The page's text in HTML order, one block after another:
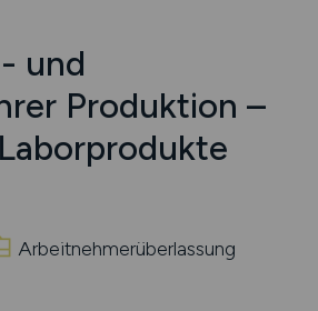
und
Produktion –
Arbeitnehmerüberlassung